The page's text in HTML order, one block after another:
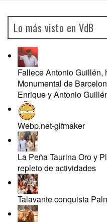
Lo más visto en VdB
Fallece Antonio Guillén,
Monumental de
Enrique y Antonio
Webp.net-gifmaker
La Peña Taurina Oro y
repleto de actividades
Talavante conquista